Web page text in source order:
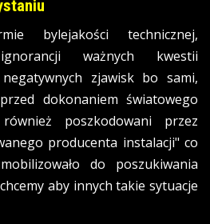
bylejakości technicznej,
ważnych kwestii
zjawisk bo sami,
dokonaniem światowego
poszkodowani przez
producenta instalacji" co
do poszukiwania
aby innych takie sytuacje